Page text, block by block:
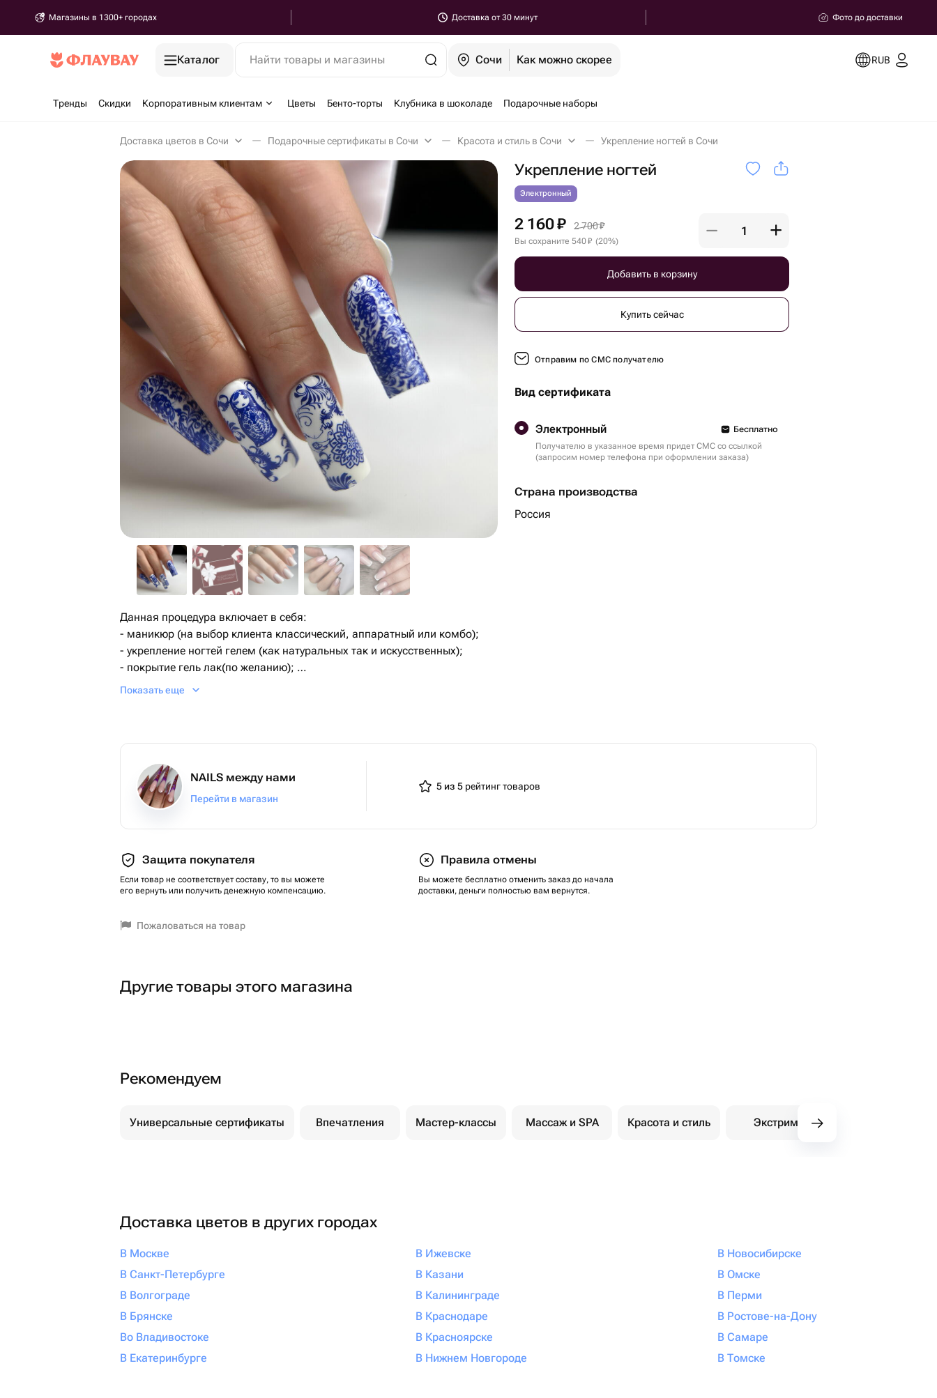
Магазины в 1300+ городах Доставка от 30 минут Фото до доставки
Каталог Найти товары и магазины Сочи Как можно скорее RUB
Тренды Скидки Корпоративным клиентам Цветы Бенто-торты Клубника в шоколаде Подарочные наборы
Доставка цветов в Сочи Подарочные сертификаты в Сочи Красота и стиль в Сочи Укрепление ногтей в Сочи
Укрепление ногтей
Электронный
2 160₽ 2 700₽
Вы сохраните 540₽ (20%)
Добавить в корзину
Купить сейчас
Отправим по СМС получателю
Вид сертификата
Электронный
Бесплатно
Получателю в указанное время придет СМС со ссылкой
(запросим номер телефона при оформлении заказа)
Страна производства
Россия
Данная процедура включает в себя:
- маникюр (на выбор клиента классический, аппаратный или комбо);
- укрепление ногтей гелем (как натуральных так и искусственных);
- покрытие гель лак(по желанию);
- дизайн (на выбор : стемпинг, градиент -пуфинг, французский
Показать еще
NAILS между нами
Перейти в магазин
5 из 5 рейтинг товаров
Защита покупателя
Если товар не соответствует составу, то вы можете
его вернуть или получить денежную компенсацию.
Правила отмены
Вы можете бесплатно отменить заказ до начала
доставки, деньги полностью вам вернутся.
Пожаловаться на товар
Другие товары этого магазина
Рекомендуем
Универсальные сертификаты Впечатления Мастер-классы Массаж и SPA Красота и стиль Экстрим
Доставка цветов в других городах
В Москве
В Санкт-Петербурге
В Волгограде
В Брянске
Во Владивостоке
В Екатеринбурге
В Ижевске
В Казани
В Калининграде
В Краснодаре
В Красноярске
В Нижнем Новгороде
В Новосибирске
В Омске
В Перми
В Ростове-на-Дону
В Самаре
В Томске